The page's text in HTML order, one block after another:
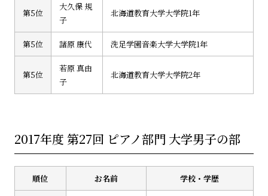
第5位
大久保 規
子
北海道教育大学大学院1年
第5位 諸原 康代 洗足学園音楽大学大学院1年
第5位
若原 真由
子
北海道教育大学大学院2年
2017年度 第27回 ピアノ部門 大学男子の部
順位 お名前 学校・学歴